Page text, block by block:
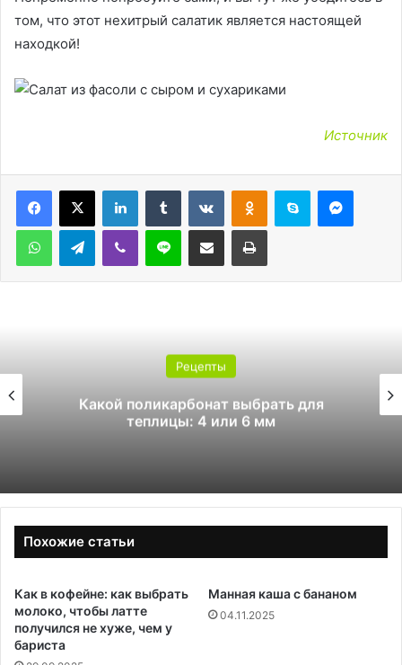
том, что этот нехитрый салатик является настоящей
находкой!
Источник
LinkedInTumblr ВконтактеОдноклассники
Skype
WhatsAppTelegramViber Line Поделиться через электронную почту Печатать
Рецепты
Какой поликарбонат выбрать для
теплицы: 4 или 6 мм
Похожие статьи
Как в кофейне: как выбрать
молоко, чтобы латте
получился не хуже, чем у
бариста
Манная каша с бананом
04.11.2025